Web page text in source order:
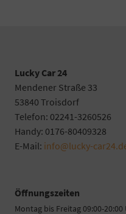
Lucky Car 24
Mendener Straße 33
53840 Troisdorf
Telefon: 02241-3260526
Handy: 0176-80409328
E-Mail: info@lucky-
Öffnungszeiten
Montag bis Freitag 09:00-20:00